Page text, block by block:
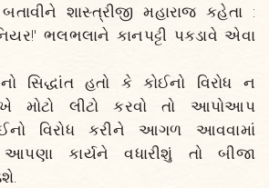
શાસ્ત્રીજી મહારાજ કહેતા :
ભલભલાને કાનપટ્ટી પકડાવે એવા
સિદ્ધાંત હતો કે કોઈનો વિરોધ ન
મોટો લીટો કરવો તો આપોઆપ
વિરોધ કરીને આગળ આવવામાં
કાર્યને વધારીશું તો બીજા